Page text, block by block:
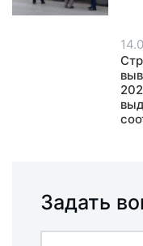
Задать